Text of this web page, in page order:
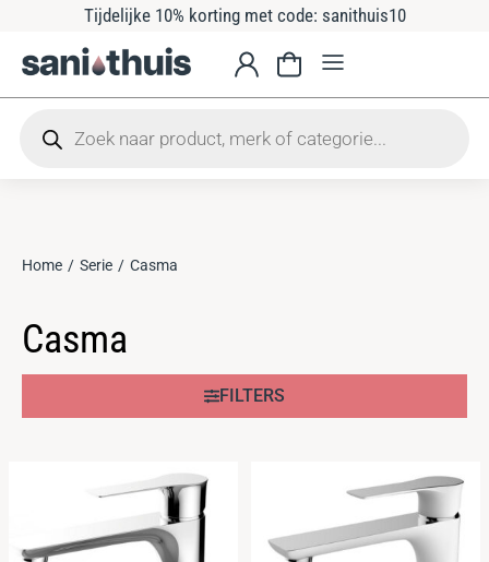
Tijdelijke 10% korting met code: sanithuis10
Je bent hier:
Home Serie Casma
Casma
FILTERS